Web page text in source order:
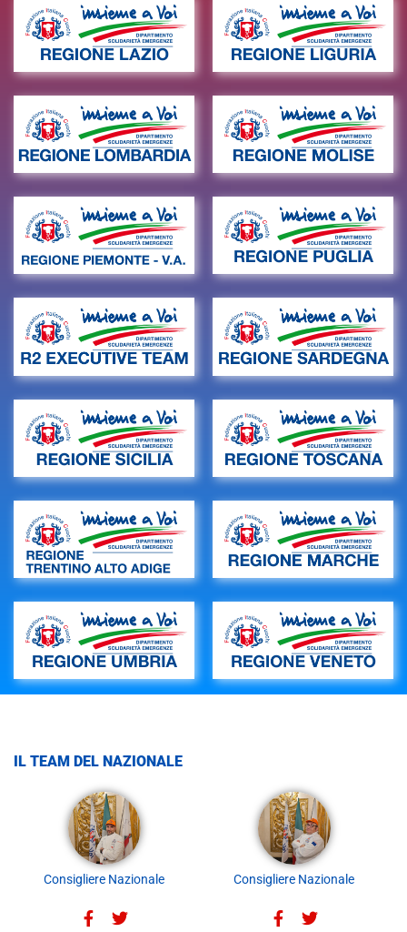
IL TEAM DEL NAZIONALE
Consigliere Nazionale Consigliere Nazionale